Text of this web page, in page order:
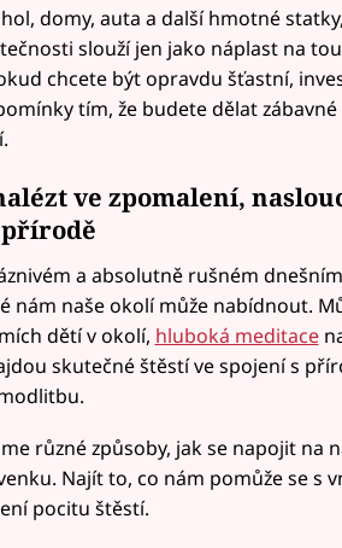
domy, auta a další hmotné
slouží jen jako náplast na
chcete být opravdu šťastní,
tím, že budete dělat
ve zpomalení,
a absolutně rušném
nám naše okolí může nabídnout.
dětí v okolí, hluboká meditace
skutečné štěstí ve spojení s
různé způsoby, jak se napojit na
Najít to, co nám pomůže se s
pocitu štěstí.